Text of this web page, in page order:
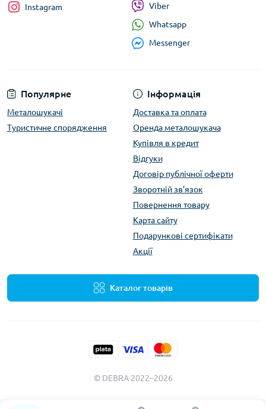
Популярне
Металошукачі
Туристичне спорядження
Інформація
Доставка та оплата
Оренда металошукача
Купівля в кредит
Відгуки
Договір публічної оферти
Зворотній зв’язок
Повернення товару
Карта сайту
Подарункові сертифікати
Акції
Каталог товарів
Instagram
Viber
Whatsapp
Messenger
© DEBRA 2022–2026